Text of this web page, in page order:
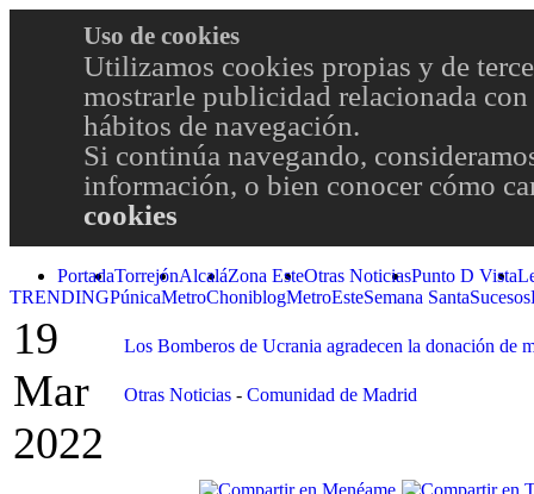
Uso de cookies
Utilizamos cookies propias y de
mostrarle publicidad relacionada
hábitos de navegación.
Si continúa navegando,
información, o bien conocer cómo
cookies
PortadaTorrejónAlcaláZona EsteOtras NoticiasPunto D Vista
TRENDINGPúnicaMetroChoniblogMetroEsteSemana SantaSucesos
19
Mar
2022
Los Bomberos de Ucrania agradecen la donación de
Otras Noticias - Comunidad de Madrid